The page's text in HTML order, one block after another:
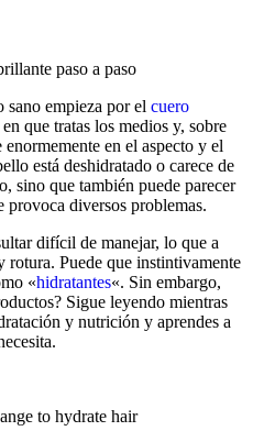
paso a paso
sano empieza por el cuero
que tratas los medios y, sobre
en el aspecto y el
está deshidratado o carece de
sino que también puede parecer
diversos problemas.
difícil de manejar, lo que a
rotura. Puede que instintivamente
«hidratantes«. Sin embargo,
Sigue leyendo mientras
y nutrición y aprendes a